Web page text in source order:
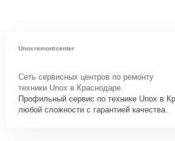
Unoxremontcenter
Сеть сервисных центров по ремонту
техники Unox в Краснодаре.
Профильный сервис по технике Unox в
любой сложности с гарантией качества.